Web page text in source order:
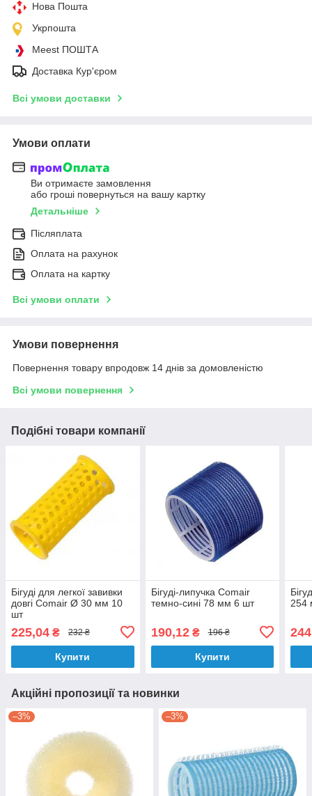
Нова Пошта
Укрпошта
Meest ПОШТА
Доставка Кур'єром
Всі умови доставки
Умови оплати
Ви отримаєте замовлення
або гроші повернуться на вашу картку
Детальніше
Післяплата
Оплата на рахунок
Оплата на картку
Всі умови оплати
Умови повернення
Повернення товару впродовж 14 днів за домовленістю
Всі умови повернення
Подібні товари компанії
Бігуді для легкої завивки
довгі Comair Ø 30 мм 10
шт
225,04 ₴ 232 ₴
Купити
Бігуді-липучка Comair
темно-сині 78 мм 6 шт
190,12₴ 196 ₴
Купити
254
Акційні пропозиції та новинки
–3% –3%